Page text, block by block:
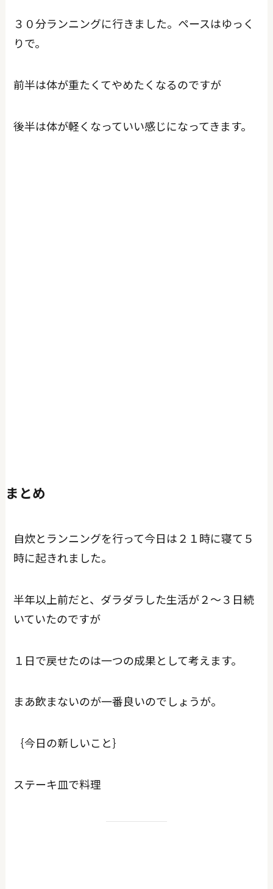
３０分ランニングに行きました。ペースはゆっく
りで。
前半は体が重たくてやめたくなるのですが
後半は体が軽くなっていい感じになってきます。
まとめ
自炊とランニングを行って今日は２１時に寝て５
時に起きれました。
半年以上前だと、ダラダラした生活が２～３日続
いていたのですが
１日で戻せたのは一つの成果として考えます。
まあ飲まないのが一番良いのでしょうが。
｛今日の新しいこと｝
ステーキ皿で料理